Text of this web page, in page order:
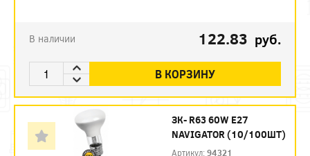
В наличии 122.83 руб.
В КОРЗИНУ
ЗК- R63 60W E27
NAVIGATOR (10/100ШТ)
Артикул:94321